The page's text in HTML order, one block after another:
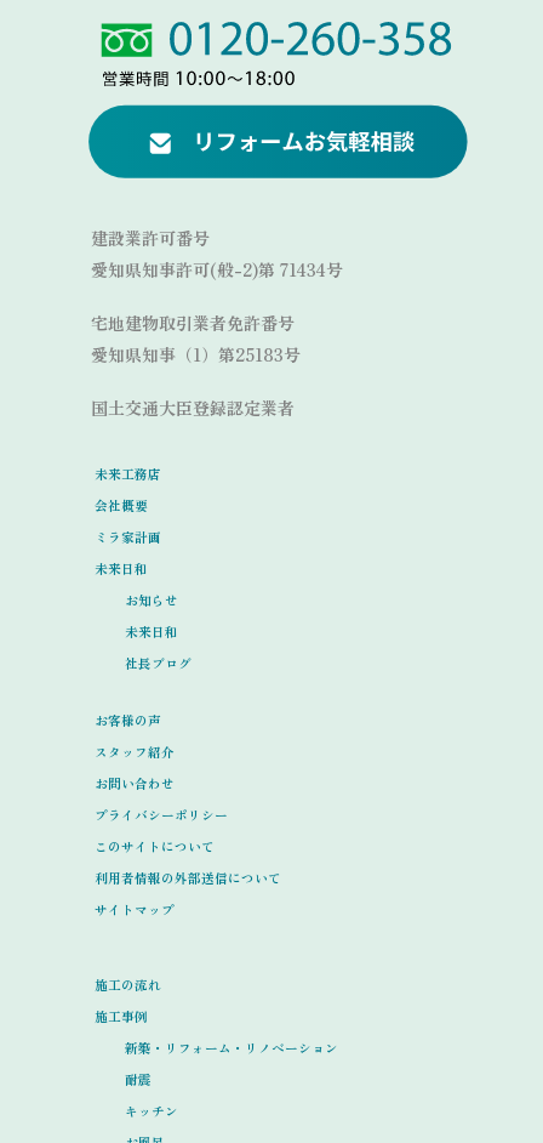
Link
Link
建設業許可番号
愛知県知事許可(般-2)第 71434号
宅地建物取引業者免許番号
愛知県知事（1）第25183号
国土交通大臣登録認定業者
未来工務店
会社概要
ミラ家計画
未来日和
お知らせ
未来日和
社長ブログ
お客様の声
スタッフ紹介
お問い合わせ
プライバシーポリシー
このサイトについて
利用者情報の外部送信について
サイトマップ
施工の流れ
施工事例
新築・リフォーム・リノベーション
耐震
キッチン